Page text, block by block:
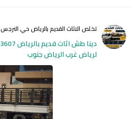
تخلص الاثاث القديم بالرياض حي النرجس
لرياض غرب الرياض جنوب